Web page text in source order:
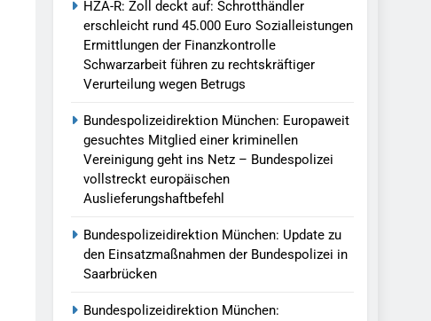
HZA-R: Zoll deckt auf: Schrotthändler
erschleicht rund 45.000 Euro Sozialleistungen
Ermittlungen der Finanzkontrolle
Schwarzarbeit führen zu rechtskräftiger
Verurteilung wegen Betrugs
Bundespolizeidirektion München: Europaweit
gesuchtes Mitglied einer kriminellen
Vereinigung geht ins Netz – Bundespolizei
vollstreckt europäischen
Auslieferungshaftbefehl
Bundespolizeidirektion München: Update zu
den Einsatzmaßnahmen der Bundespolizei in
Saarbrücken
Bundespolizeidirektion München: